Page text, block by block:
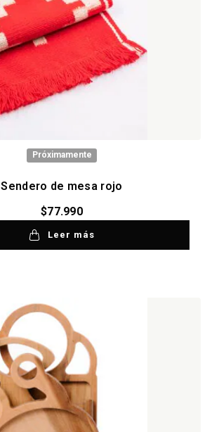
Próximamente
Sendero de mesa rojo
$77.990
Leer más